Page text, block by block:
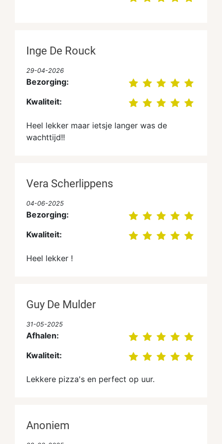
Inge De Rouck
29-04-2026
Bezorging:
Kwaliteit:
Heel lekker maar ietsje langer was de
wachttijd!!
Vera Scherlippens
04-06-2025
Bezorging:
Kwaliteit:
Heel lekker !
Guy De Mulder
31-05-2025
Afhalen:
Kwaliteit:
Lekkere pizza's en perfect op uur.
Anoniem